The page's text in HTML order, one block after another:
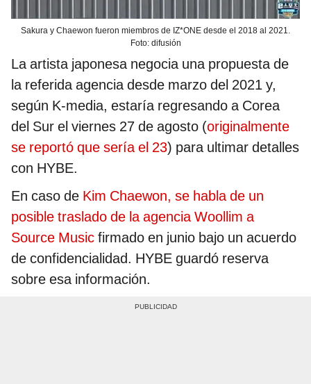
Sakura y Chaewon fueron miembros de IZ*ONE desde el 2018 al 2021.
Foto: difusión
La artista japonesa negocia una propuesta de
la referida agencia desde marzo del 2021 y,
según K-media, estaría regresando a Corea
del Sur el viernes 27 de agosto (originalmente
se reportó que sería el 23) para ultimar detalles
con HYBE.
En caso de Kim Chaewon, se habla de un
posible traslado de la agencia Woollim a
Source Music firmado en junio bajo un acuerdo
de confidencialidad. HYBE guardó reserva
sobre esa información.